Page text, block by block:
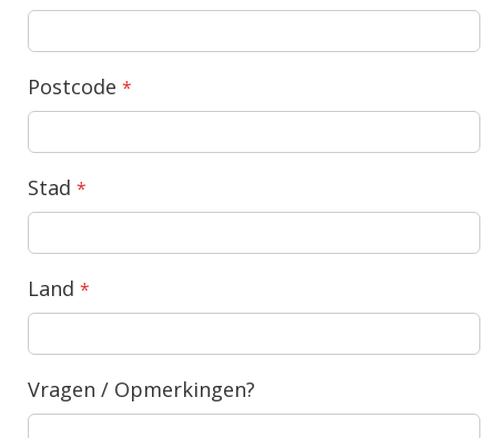
Postcode
Stad
Land
Vragen / Opmerkingen?